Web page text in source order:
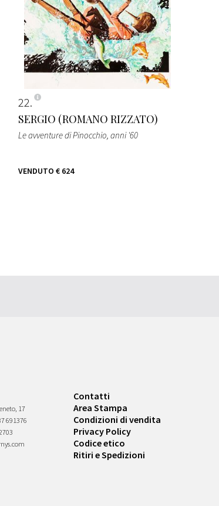
22
SERGIO (ROMANO RIZZATO)
Le avventure di Pinocchio, anni '60
VENDUTO € 624
17
691376
Contatti
Area Stampa
Condizioni di vendita
Privacy Policy
Codice etico
Ritiri e Spedizioni